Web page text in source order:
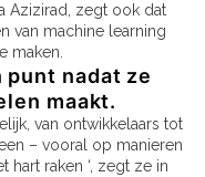
Azizirad, zegt ook dat
van machine learning
maken.
punt nadat ze
maakt.
van ontwikkelaars tot
– vooral op manieren
raken ‘, zegt ze in